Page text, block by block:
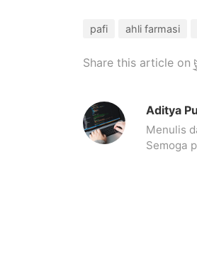
pafi ahli farmasi
Share this article on
Aditya
Menulis
Semoga